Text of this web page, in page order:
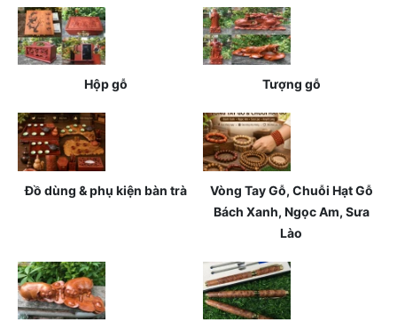
Hộp gỗ Tượng gỗ
Đồ dùng & phụ kiện bàn trà
Vòng Tay Gỗ, Chuỗi Hạt Gỗ
Bách Xanh, Ngọc Am, Sưa
Lào